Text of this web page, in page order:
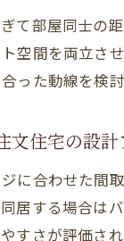
て部屋同士の
空間を両立さ
った動線を検
文住宅の設計
に合わせた間
居する場合は
すさが評価され